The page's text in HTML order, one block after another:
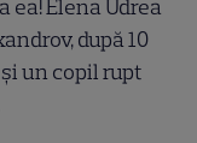
ea! Elena Udrea
după 10
un copil rupt